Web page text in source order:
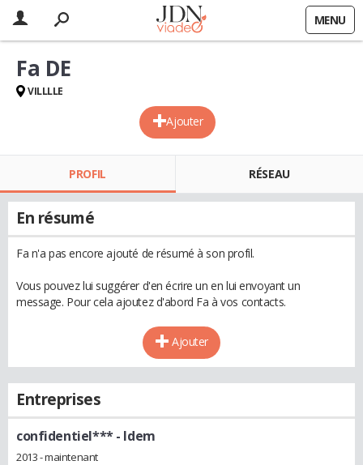
MENU
Ajouter
Fa DE
VILLLLE
PROFIL RÉSEAU
En résumé
Fa n'a pas encore ajouté de résumé à son profil.
Vous pouvez lui suggérer d'en écrire un en lui envoyant un
message. Pour cela ajoutez d'abord Fa à vos contacts.
Ajouter
Entreprises
confidentiel***- Idem
2013 - maintenant